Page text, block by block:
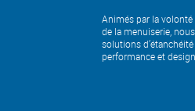
Animés par la volonté
de la menuiserie,
solutions
performance et design.